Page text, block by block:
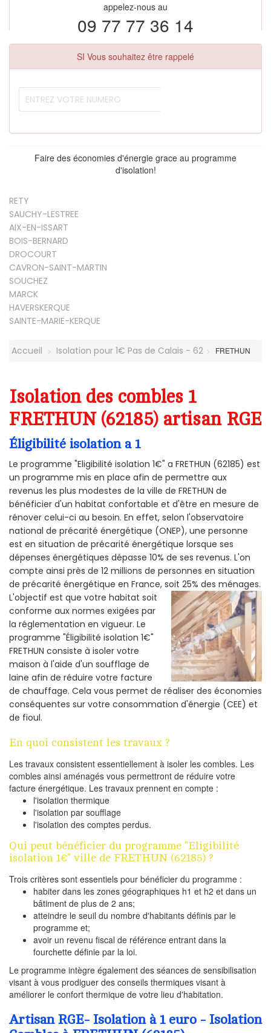
appelez-nous au
09 77 77 36 14
SI Vous souhaitez être rappelé
Faire des économies d'énergie grace au programme
d'isolation!
RETY
SAUCHY-LESTREE
AIX-EN-ISSART
BOIS-BERNARD
DROCOURT
CAVRON-SAINT-MARTIN
SOUCHEZ
MARCK
HAVERSKERQUE
SAINTE-MARIE-KERQUE
Accueil Isolation pour 1€ Pas de Calais - 62 FRETHUN
Isolation des combles 1
FRETHUN (62185) artisan RGE
Éligibilité isolation a 1
Le programme "Eligibilité isolation 1€" a FRETHUN (62185) est
un programme mis en place afin de permettre aux
revenus les plus modestes de la ville de FRETHUN de
bénéficier d'un habitat confortable et d'être en mesure de
rénover celui-ci au besoin. En effet, selon l'observatoire
national de précarité énergétique (ONEP), une personne
est en situation de précarité énergétique lorsque ses
dépenses énergétiques dépasse 10% de ses revenus. L'on
compte ainsi près de 12 millions de personnes en situation
de précarité énergétique en France, soit 25% des ménages.
L'objectif est que votre habitat soit
conforme aux normes exigées par
la réglementation en vigueur. Le
programme "Éligibilité isolation 1€"
FRETHUN consiste à isoler votre
maison à l'aide d'un soufflage de
laine afin de réduire votre facture
de chauffage. Cela vous permet de réaliser des économies
conséquentes sur votre consommation d'énergie (CEE) et
de fioul.
En quoi consistent les travaux ?
Les travaux consistent essentiellement à isoler les combles. Les
combles ainsi aménagés vous permettront de réduire votre
facture énergétique. Les travaux prennent en compte :
l'isolation thermique
l'isolation par soufflage
l'isolation des comptes perdus.
Qui peut bénéficier du programme "Eligibilité
isolation 1€" ville de FRETHUN (62185) ?
Trois critères sont essentiels pour bénéficier du programme :
habiter dans les zones géographiques h1 et h2 et dans un
bâtiment de plus de 2 ans;
atteindre le seuil du nombre d'habitants définis par le
programme et;
avoir un revenu fiscal de référence entrant dans la
fourchette définie par la loi.
Le programme intègre également des séances de sensibilisation
visant à vous prodiguer des conseils thermiques visant à
améliorer le confort thermique de votre lieu d'habitation.
Artisan RGE- Isolation à 1 euro - Isolation